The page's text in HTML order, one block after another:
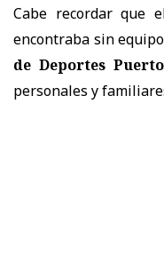
Cabe recordar que
encontraba sin
de Deportes
personales y